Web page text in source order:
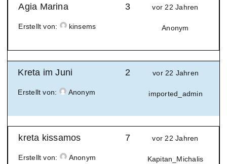
Agia Marina
Erstellt von: kinsems
3 vor 22 Jahren
Anonym
Kreta im Juni
Erstellt von: Anonym
2 vor 22 Jahren
imported_admin
kreta kissamos
Erstellt von: Anonym
7 vor 22 Jahren
Kapitan_Michalis